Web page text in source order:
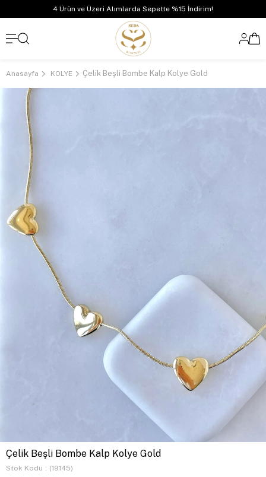
4 Ürün ve Üzeri Alımlarda Sepette %15 İndirim!
Anasayfa KOLYE Çelik Beşli Bombe Kalp Kolye Gold
Çelik Beşli Bombe Kalp Kolye Gold
Stok Kodu (19145)